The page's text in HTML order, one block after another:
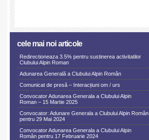
cele mai noi articole
Redirectioneaza 3.5% pentru sustinerea activitatilor
Clubului Alpin Roman
Adunarea Generală a Clubului Alpin Român
Comunicat de presă – Interacțiuni om / urs
Convocator Adunarea Generala a Clubului Alpin
Roman – 15 Martie 2025
Convocator: Adunare Generala a Clubului Alpin Român
pentru 29 Mai 2024
Convocator Adunarea Generala a Clubului Alpin
Român pentru 17 Februarie 2024